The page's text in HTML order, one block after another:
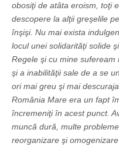
obosiţi de atâta eroism, toţi
descopere la alţii greşelile
înşişi. Nu mai exista
locul unei solidarităţi solide
Regele şi cu mine
şi a inabilităţii sale de a se
ori mai greu şi mai
România Mare era un fapt
încremeniţi în acest punct.
muncă dură, multe
reorganizare şi